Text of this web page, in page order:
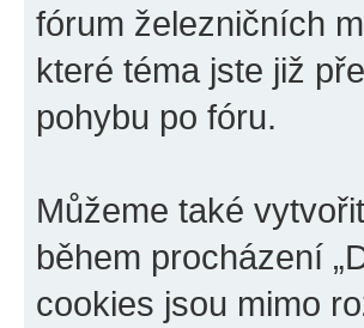
fórum železničních
které téma jste již
pohybu po fóru.
Můžeme také
během procházení
cookies jsou mimo